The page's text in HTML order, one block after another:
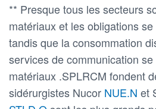
** Presque tous les secteurs
matériaux et les obligations
tandis que la consommation
services de communication
matériaux .SPLRCM fondent
sidérurgistes Nucor NUE.N et